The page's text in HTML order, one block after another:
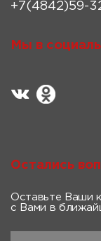
+7(4842)59-
Мы в
Остались
Оставьте Ваши
с Вами в